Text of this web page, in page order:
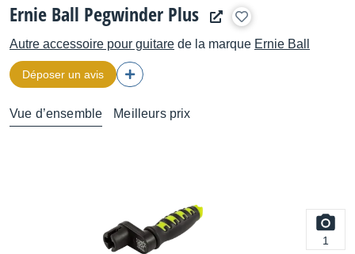
Ernie Ball Pegwinder Plus
Autre accessoire pour guitare de la marque Ernie Ball
Déposer un avis
Vue d’ensemble Meilleurs prix
1